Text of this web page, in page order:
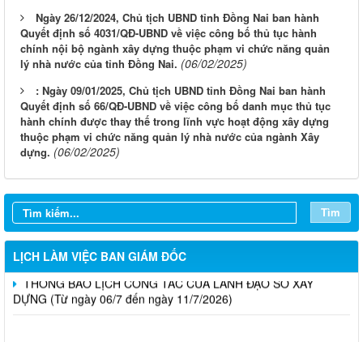
Ngày 26/12/2024, Chủ tịch UBND tỉnh Đồng Nai ban hành
Quyết định số 4031/QĐ-UBND về việc công bố thủ tục hành
chính nội bộ ngành xây dựng thuộc phạm vi chức năng quản
lý nhà nước của tỉnh Đồng Nai. (06/02/2025)
: Ngày 09/01/2025, Chủ tịch UBND tỉnh Đồng Nai ban hành
Quyết định số 66/QĐ-UBND về việc công bố danh mục thủ tục
hành chính được thay thế trong lĩnh vực hoạt động xây dựng
thuộc phạm vi chức năng quản lý nhà nước của ngành Xây
dựng. (06/02/2025)
Tìm
LỊCH LÀM VIỆC BAN GIÁM ĐỐC
LỊCH CÔNG TÁC CỦA LÃNH ĐẠO SỞ XÂY DỰNG (Từ ngày
03/8 đến ngày 08/8/2026)
THÔNG BÁO LỊCH CÔNG TÁC CỦA LÃNH ĐẠO SỞ XÂY
DỰNG (Từ ngày 27/7 đến ngày 31/7/2026)
THÔNG BÁO LỊCH CÔNG TÁC CỦA LÃNH ĐẠO SỞ XÂY
DỰNG (Từ ngày 20/7 đến ngày 25/7/2026)
THÔNG BÁO LỊCH CÔNG TÁC CỦA LÃNH ĐẠO SỞ XÂY
DỰNG (Từ ngày 06/7 đến ngày 11/7/2026)